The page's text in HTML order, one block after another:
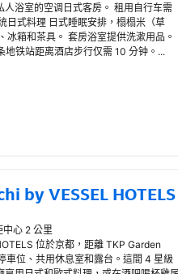
浴室的空调日式客房。 租用自行车需
日式料理 日式睡眠安排，榻榻米（草
箱和茶具。 套房浴室提供洗漱用品。
铁站距离酒店步行仅需 10 分钟。...
by VESSEL HOTELS
中心 2 公里
位於京都，距離 TKP Garden
位、共用休息室和露台。這間 4 星級